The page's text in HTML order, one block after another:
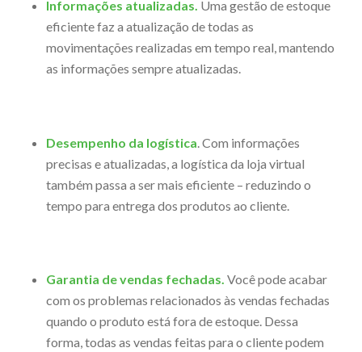
Informações atualizadas. Uma gestão de estoque
eficiente faz a atualização de todas as
movimentações realizadas em tempo real, mantendo
as informações sempre atualizadas.
Desempenho da logística . Com informações
precisas e atualizadas, a logística da loja virtual
também passa a ser mais eficiente – reduzindo o
tempo para entrega dos produtos ao cliente.
Garantia de vendas fechadas. Você pode acabar
com os problemas relacionados às vendas fechadas
quando o produto está fora de estoque. Dessa
forma, todas as vendas feitas para o cliente podem